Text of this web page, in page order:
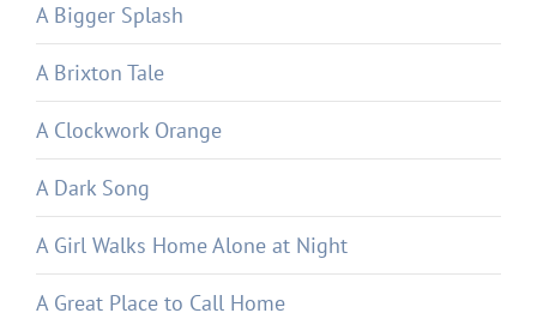
A Bigger Splash
A Brixton Tale
A Clockwork Orange
A Dark Song
A Girl Walks Home Alone at Night
A Great Place to Call Home